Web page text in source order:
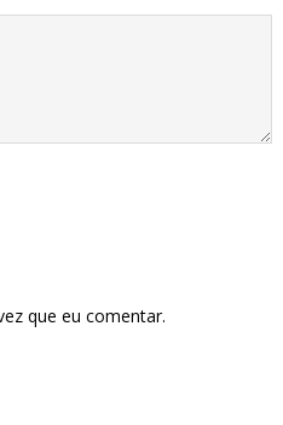
que eu comentar.